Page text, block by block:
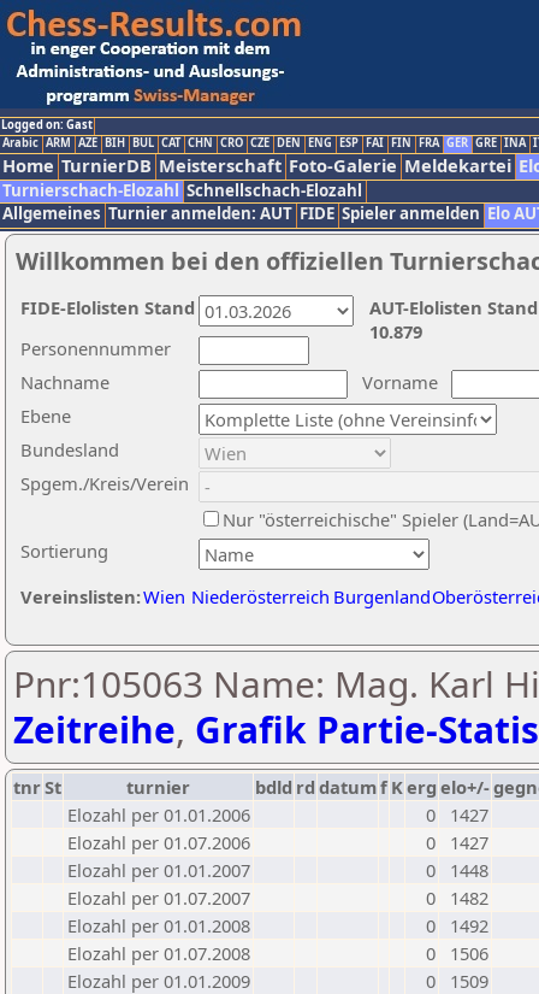
Logged on: Gast
Arabic ARM AZE BIH BUL CAT CHN CRO CZE DEN ENG ESP FAI FIN FRA GER GRE INA
Home TurnierDB Meisterschaft Foto-Galerie Meldekartei
Turnierschach-Elozahl Schnellschach-Elozahl
Allgemeines Turnier anmelden: AUT FIDE Spieler anmelden Elo
Willkommen bei den offiziellen
Nachname
Vorname
Ebene
Sortierung
Personennummer
Bundesland
Spgem./Kreis/Verein
Nur "österreichische" Spieler
Vereinslisten:Wien Niederösterreich Burgenland
AUT-Elolisten
10.879
FIDE-Elolisten Stand
Pnr:105063 Name: Mag. Karl
Zeitreihe, Grafik Partie-
tnrSt turnier bdld rd datumf Kerg elo+/-
Elozahl per 01.01.2006
0
1427
Elozahl per 01.07.2006
0
1427
Elozahl per 01.01.2007
0
1448
Elozahl per 01.07.2007
0
1482
Elozahl per 01.01.2008
0
1492
Elozahl per 01.07.2008
0
1506
Elozahl per 01.01.2009
0
1509